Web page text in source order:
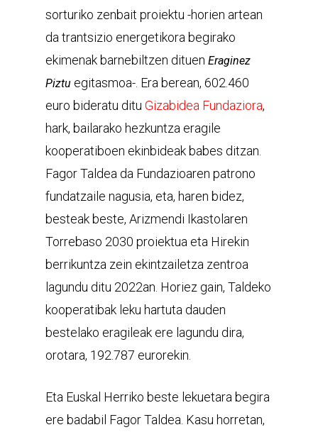
sorturiko zenbait proiektu -horien artean
da trantsizio energetikora begirako
ekimenak barnebiltzen dituen Eraginez
Piztu egitasmoa-. Era berean, 602.460
euro bideratu ditu Gizabidea Fundaziora,
hark, bailarako hezkuntza eragile
kooperatiboen ekinbideak babes ditzan.
Fagor Taldea da Fundazioaren patrono
fundatzaile nagusia, eta, haren bidez,
besteak beste, Arizmendi Ikastolaren
Torrebaso 2030 proiektua eta Hirekin
berrikuntza zein ekintzailetza zentroa
lagundu ditu 2022an. Horiez gain, Taldeko
kooperatibak leku hartuta dauden
bestelako eragileak ere lagundu dira,
orotara, 192.787 eurorekin.
Eta Euskal Herriko beste lekuetara begira
ere badabil Fagor Taldea. Kasu horretan,